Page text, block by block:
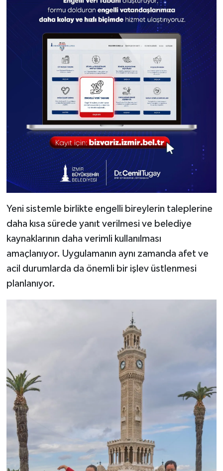
Yeni sistemle birlikte engelli bireylerin taleplerine
daha kısa sürede yanıt verilmesi ve belediye
kaynaklarının daha verimli kullanılması
amaçlanıyor. Uygulamanın aynı zamanda afet ve
acil durumlarda da önemli bir işlev üstlenmesi
planlanıyor.